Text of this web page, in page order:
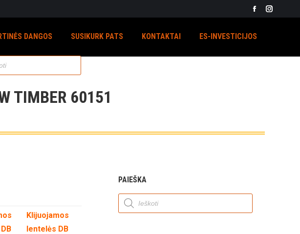
Facebook
opens
DANGOS SUSIKURK PATS KONTAKTAI ES-INVESTICIJOS
TIMBER 60151
Klijuojamos
lentelės DB
PAIEŠKA
Products
search